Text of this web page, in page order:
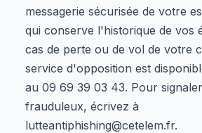
messagerie sécurisée de votre
qui conserve l'historique de vos
cas de perte ou de vol de votre
service d'opposition est
au 09 69 39 03 43. Pour
frauduleux, écrivez à
lutteantiphishing@cetelem.fr.